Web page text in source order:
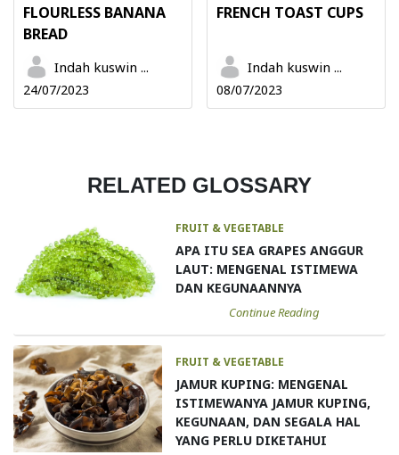
FLOURLESS BANANA
BREAD
Indah kuswin ...
24/07/2023
FRENCH TOAST CUPS
Indah kuswin ...
08/07/2023
RELATED GLOSSARY
FRUIT & VEGETABLE
APA ITU SEA GRAPES ANGGUR
LAUT: MENGENAL ISTIMEWA
DAN KEGUNAANNYA
Continue Reading
FRUIT & VEGETABLE
JAMUR KUPING: MENGENAL
ISTIMEWANYA JAMUR KUPING,
KEGUNAAN, DAN SEGALA HAL
YANG PERLU DIKETAHUI